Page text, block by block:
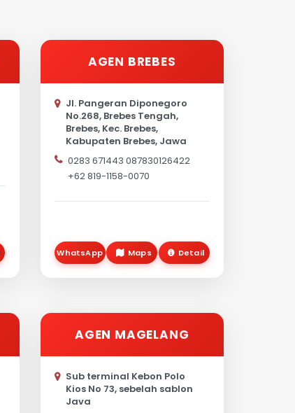
AGEN BREBES
Jl. Pangeran Diponegoro
No.268, Brebes Tengah,
Brebes, Kec. Brebes,
Kabupaten Brebes, Jawa
0283 671443 087830126422
+62 819-1158-0070
WhatsApp Maps Detail
AGEN MAGELANG
Sub terminal Kebon Polo
Kios No 73, sebelah sablon
Java